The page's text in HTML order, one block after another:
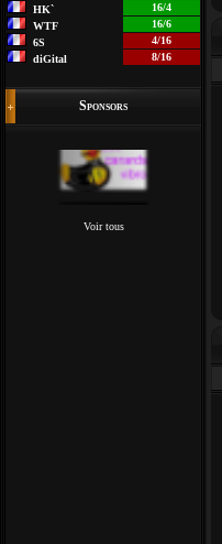
HK`
16/4
WTF
16/6
6S
4/16
diGital
8/16
Sponsors
Voir tous